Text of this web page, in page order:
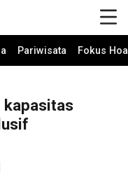
Pariwisata Fokus
kapasitas